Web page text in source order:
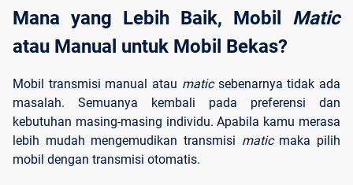
Mana yang Lebih Baik, Mobil
Matic
atau Manual untuk Mobil Bekas?
Mobil transmisi manual atau matic sebenarnya tidak ada
masalah. Semuanya kembali pada preferensi dan
kebutuhan masing-masing individu. Apabila kamu merasa
lebih mudah mengemudikan transmisi matic maka pilih
mobil dengan transmisi otomatis.